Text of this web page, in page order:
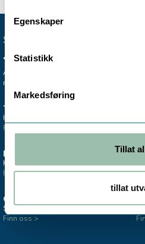
Egenskaper
Statistikk
Markedsføring
Tillat
tillat
SENTRALBORD
+47 72 59 61 00
Avdelingskontorene er koblet til vårt
mobile sentralbord.
TRONDHEIM
Hovedkontor & lager
Finn oss >
ESTLAND
Kontor - Salg Divako
Finn oss >
OSLO
Salgskontor instrumentering
Finn oss >